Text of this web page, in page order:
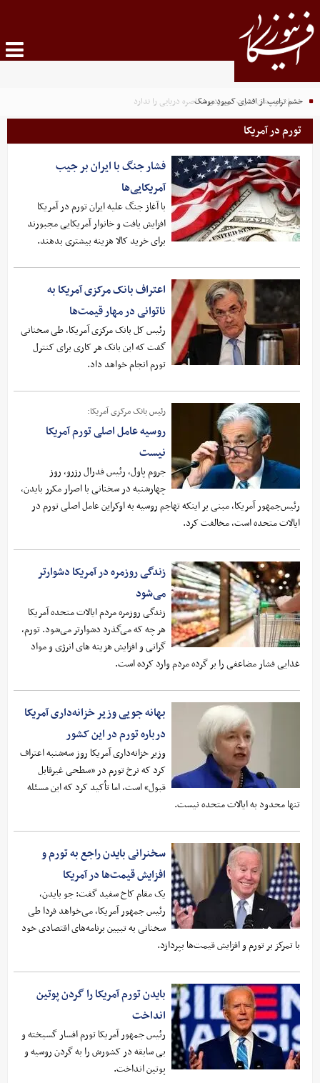
صنعا: عربستان قدرت دور زدن محاصره دریایی را ندارد
خشم ترامپ از افشای کمبود موشک
تورم در آمریکا
فشار جنگ با ایران بر جیب
آمریکایی‌ها
با آغاز جنگ علیه ایران تورم در آمریکا
افزایش یافت و خانوار آمریکایی مجبورند
برای خرید کالا هزینه بیشتری بدهند.
اعتراف بانک مرکزی آمریکا به
ناتوانی در مهار قیمت‌ها
رئیس کل بانک مرکزی آمریکا، طی سخنانی
گفت که این بانک هر کاری برای کنترل
تورم انجام خواهد داد.
رئیس بانک مرکزی آمریکا:
روسیه عامل اصلی تورم آمریکا
نیست
جروم پاول، رئیس فدرال رزرو، روز
چهارشنبه در سخنانی با اصرار مکرر بایدن،
رئیس‌جمهور آمریکا، مبنی بر اینکه تهاجم روسیه به اوکراین عامل اصلی تورم در
ایالات متحده است، مخالفت کرد.
زندگی روزمره در آمریکا دشوارتر
می‌شود
زندگی روزمره مردم ایالات متحده آمریکا
هر چه که می‌گذرد دشوارتر می‌شود. تورم،
گرانی و افزایش هزینه های انرژی و مواد
غذایی فشار مضاعفی را بر گرده مردم وارد کرده است.
بهانه جویی وزیر خزانه‌داری آمریکا
درباره تورم در این کشور
وزیر خزانه‌داری آمریکا روز سه‌شنبه اعتراف
کرد که نرخ تورم در «سطحی غیرقابل
قبول» است، اما تأکید کرد که این مسئله
تنها محدود به ایالات متحده نیست.
سخنرانی بایدن راجع به تورم و
افزایش قیمت‌ها در آمریکا
یک مقام کاخ سفید گفت: جو بایدن،
رئیس جمهور آمریکا، می‌خواهد فردا طی
سخنانی به تبیین برنامه‌های اقتصادی خود
با تمرکز بر تورم و افزایش قیمت‌ها بپردازد.
بایدن تورم آمریکا را گردن پوتین
انداخت
رئیس جمهور آمریکا تورم افسار گسیخته و
بی سابقه در کشورش را به گردن روسیه و
پوتین انداخت.